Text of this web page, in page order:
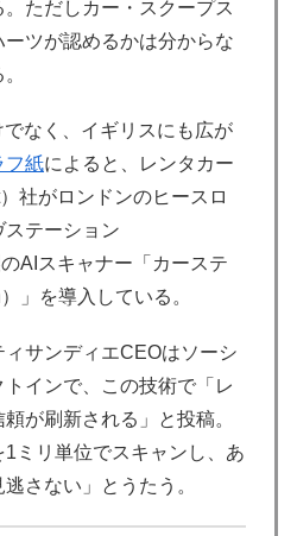
ただしカー・スクープス
ツが認めるかは分からな
なく、イギリスにも広が
フ紙によると、レンタカー
社がロンドンのヒースロ
テーション
AIスキャナー「カーステ
」を導入している。
サンディエCEOはソーシ
インで、この技術で「レ
が刷新される」と投稿。
ミリ単位でスキャンし、あ
さない」とうたう。